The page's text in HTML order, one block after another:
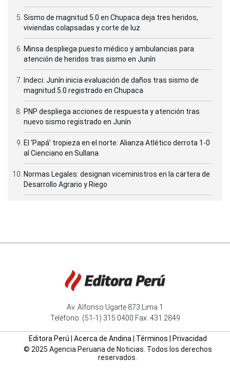
Sismo de magnitud 5.0 en Chupaca deja tres heridos,
viviendas colapsadas y corte de luz
Minsa despliega puesto médico y ambulancias para
atención de heridos tras sismo en Junín
Indeci: Junín inicia evaluación de daños tras sismo de
magnitud 5.0 registrado en Chupaca
PNP despliega acciones de respuesta y atención tras
nuevo sismo registrado en Junín
El ‘Papá’ tropieza en el norte: Alianza Atlético derrota 1-0
al Cienciano en Sullana
Normas Legales: designan viceministros en la cartera de
Desarrollo Agrario y Riego
Av. Alfonso Ugarte 873 Lima 1
Teléfono: (51-1) 315 0400 Fax: 431 2849
Editora Perú Acerca de Andina Términos
Privacidad
© 2025 Agencia Peruana de Noticias. Todos los derechos
reservados.